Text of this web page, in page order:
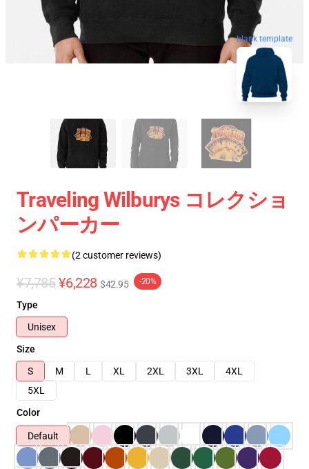
blank template
Traveling Wilburys コレクショ
ンパーカー
(2 customer reviews)
¥7,785 ¥6,228 $42.95 -20%
Type
Unisex
Size
S
M L XL 2XL 3XL
4XL
5XL
Color
Default